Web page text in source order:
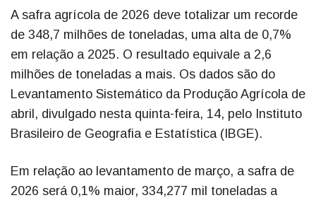
A safra agrícola de 2026 deve totalizar um recorde
de 348,7 milhões de toneladas, uma alta de 0,7%
em relação a 2025. O resultado equivale a 2,6
milhões de toneladas a mais. Os dados são do
Levantamento Sistemático da Produção Agrícola de
abril, divulgado nesta quinta-feira, 14, pelo Instituto
Brasileiro de Geografia e Estatística (IBGE).
Em relação ao levantamento de março, a safra de
2026 será 0,1% maior, 334,277 mil toneladas a